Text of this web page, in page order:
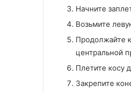
Начните
Возьмите
Продолжайте
центральной
Плетите косу
Закрепите